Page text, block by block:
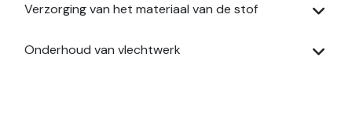
Verzorging van het materiaal van de stof
Onderhoud van vlechtwerk